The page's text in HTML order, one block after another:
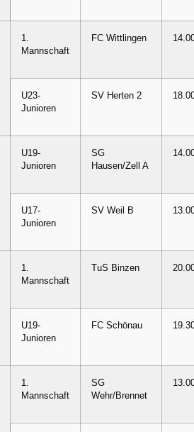
1.
Mannschaft
FC Wittlingen
U23-
Junioren
SV Herten 2
U19-
Junioren
SG
Hausen/Zell A
U17-
Junioren
SV Weil B
1.
Mannschaft
TuS Binzen
U19-
Junioren
FC Schönau
1.
Mannschaft
SG
Wehr/Brennet